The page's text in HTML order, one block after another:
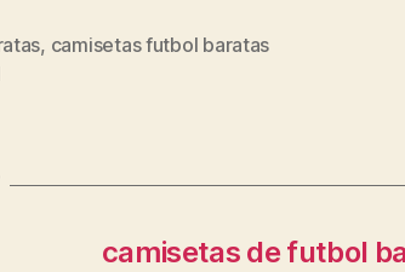
, camisetas futbol baratas
camisetas de futbol